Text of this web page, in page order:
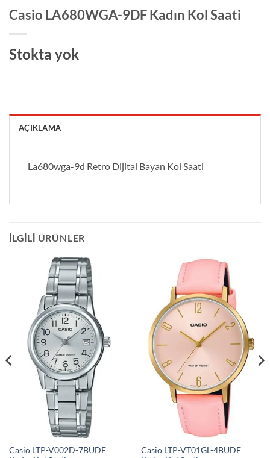
Casio LA680WGA-9DF Kadın Kol Saati
Stokta yok
AÇIKLAMA
La680wga-9d Retro Dijital Bayan Kol Saati
İLGILI ÜRÜNLER
Casio LTP-V002D-7BUDF
Casio LTP-VT01GL-4BUDF